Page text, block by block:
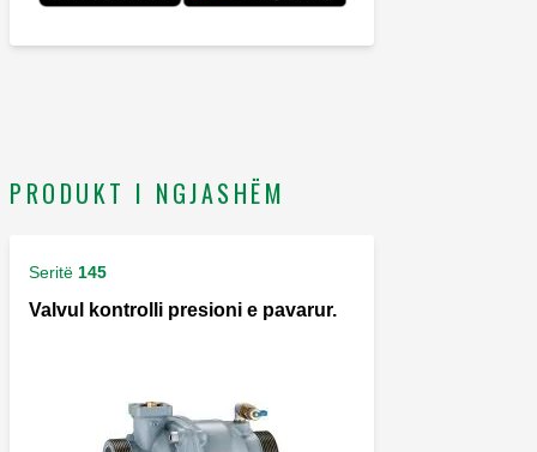
PRODUKT I NGJASHËM
Seritë 145
Valvul kontrolli presioni e pavarur.